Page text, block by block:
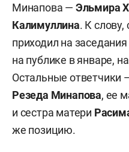
Минапова — Эльмира
Калимуллина. К слову,
приходил на
на публике в январе,
Остальные ответчики
Резеда Минапова, ее
и сестра матери
же позицию.